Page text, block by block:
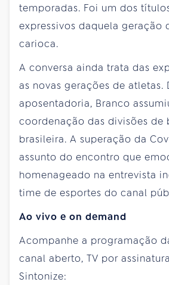
temporadas. Foi um dos
expressivos daquela geração
carioca.
A conversa ainda trata das
as novas gerações de atletas.
aposentadoria, Branco
coordenação das divisões de
brasileira. A superação da
assunto do encontro que
homenageado na entrevista
time de esportes do canal
Ao vivo e on demand
Acompanhe a programação
canal aberto, TV por
Sintonize: